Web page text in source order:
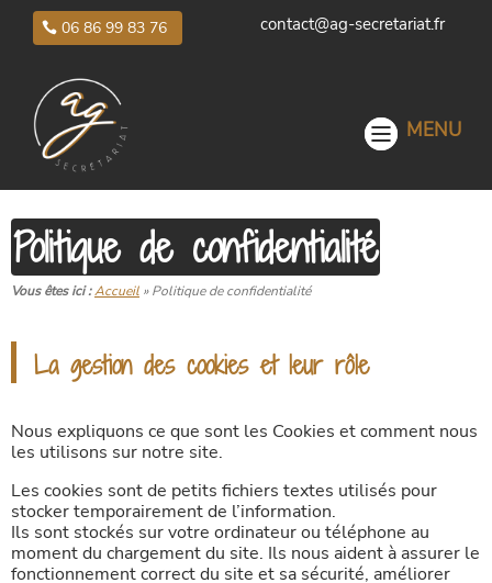
06 86 99 83 76 contact@ag-secretariat.fr
Politique de confidentialité
Vous êtes ici :Accueil »Politique de confidentialité
La gestion des cookies et leur rôle
Nous expliquons ce que sont les Cookies et comment nous
les utilisons sur notre site.
Les cookies sont de petits fichiers textes utilisés pour
stocker temporairement de l’information.
Ils sont stockés sur votre ordinateur ou téléphone au
moment du chargement du site. Ils nous aident à assurer le
fonctionnement correct du site et sa sécurité, améliorer